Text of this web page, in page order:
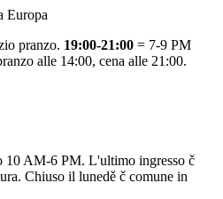
Europa
pranzo. 19:00-21:00 = 7-9 PM
alle 14:00, cena alle 21:00.
10 AM-6 PM. L'ultimo ingresso č
Chiuso il lunedě č comune in